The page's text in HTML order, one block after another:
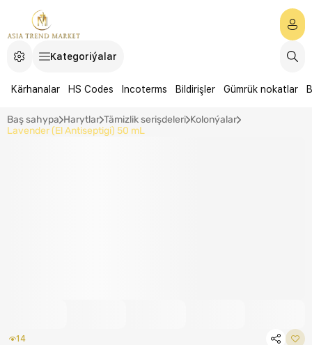
Kärhanalar HS Codes Incoterms Bildirişler Gümrük nokatlar
Kategoriýalar
Baş sahypa Harytlar Tämizlik serişdeleri Kolonýalar
Lavender (El Antiseptigi) 50 mL
14